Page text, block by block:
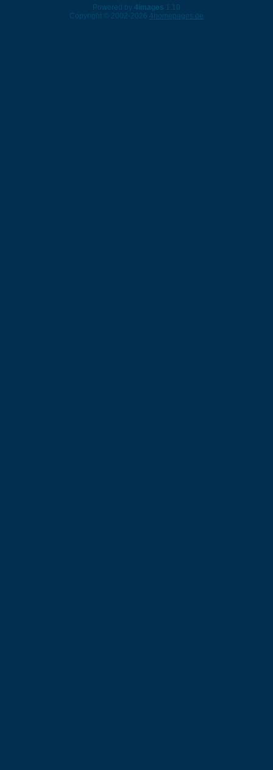
Powered by 4images 1.10
Copyright © 2002-2026 4homepages.de